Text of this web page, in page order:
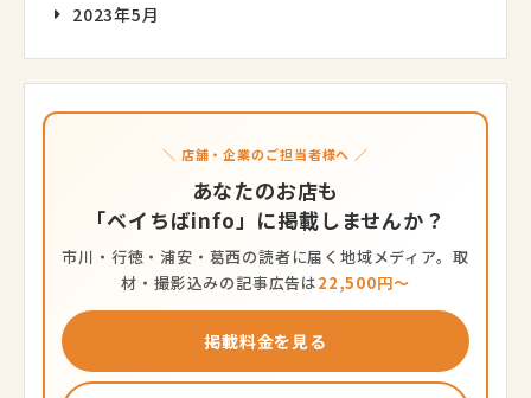
2023年5月
＼ 店舗・企業のご担当者様へ ／
あなたのお店も
「ベイちばinfo」に掲載しませんか？
市川・行徳・浦安・葛西の読者に届く地域メディア。取
材・撮影込みの記事広告は22,500円〜
掲載料金を見る